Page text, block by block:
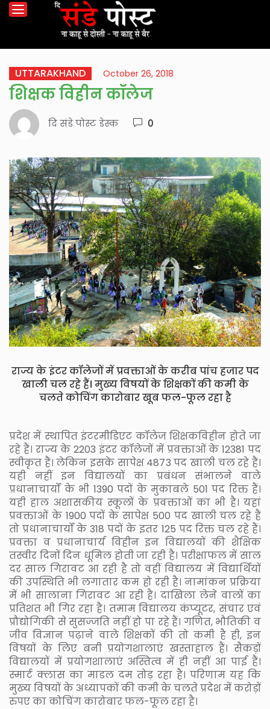
UTTARAKHAND October 26, 2018
शिक्षक विहीन कॉलेज
दि संडे पोस्ट डेस्क 0
राज्य के इंटर कॉलेजों में प्रवक्ताओं के करीब पांच हजार पद
खाली चल रहे हैं। मुख्य विषयों के शिक्षकों की कमी के
चलते कोचिंग कारोबार खूब फल-फूल रहा है
प्रदेश में स्थापित इंटरमीडिएट कॉलेज शिक्षकविहीन होते जा
रहे हैं। राज्य के 2203 इंटर कॉलेजों में प्रवक्ताओं के 12381 पद
स्वीकृत हैं। लेकिन इसके सापेक्ष 4873 पद खाली चल रहे हैं।
यही नहीं इन विद्यालयों का प्रबंधन संभालने वाले
प्रधानाचार्यों के भी 1390 पदों के मुकाबले 501 पद रिक्त हैं।
यही हाल अशासकीय स्कूलों के प्रवक्ताओं का भी है। यहां
प्रवक्ताओं के 1900 पदों के सापेक्ष 500 पद खाली चल रहे हैं
तो प्रधानाचार्यों के 318 पदों के इतर 125 पद रिक्त चल रहे हैं।
प्रवक्ता व प्रधानाचार्य विहीन इन विद्यालयों की शैक्षिक
तस्वीर दिनों दिन धूमिल होती जा रही है। परीक्षाफल में साल
दर साल गिरावट आ रही है तो वहीं विद्यालय में विद्यार्थियों
की उपस्थिति भी लगातार कम हो रही है। नामांकन प्रक्रिया
में भी सालाना गिरावट आ रही है। दाखिला लेने वालों का
प्रतिशत भी गिर रहा है। तमाम विद्यालय कंप्यूटर, संचार एवं
प्रौद्योगिकी से सुसज्जति नहीं हो पा रहे हैं। गणित, भौतिकी व
जीव विज्ञान पढ़ाने वाले शिक्षकों की तो कमी है ही, इन
विषयों के लिए बनी प्रयोगशालाएं खस्ताहाल हैं। सैकड़ों
विद्यालयों में प्रयोगशालाएं अस्तित्व में ही नहीं आ पाई हैं।
स्मार्ट क्लास का माडल दम तोड़ रहा है। परिणाम यह कि
मुख्य विषयों के अध्यापकों की कमी के चलते प्रदेश में करोड़ों
रुपए का कोचिंग कारोबार फल-फूल रहा है।